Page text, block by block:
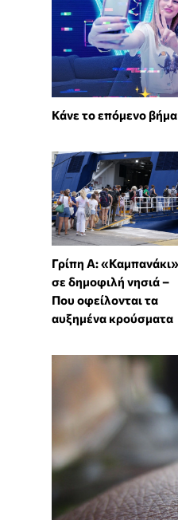
Κάνε το επόμενο
Γρίπη Α: «Καμπανάκι»
σε δημοφιλή νησιά –
Που οφείλονται τα
αυξημένα κρούσματα